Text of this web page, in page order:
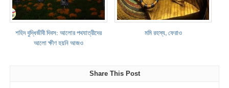
শহিদ বুদ্ধিজীবী দিবস: আলোর পথযাত্রীদের
আলো ক্ষীণ হয়নি আজও
মমি রহস্য, ফেরাও
Share This Post